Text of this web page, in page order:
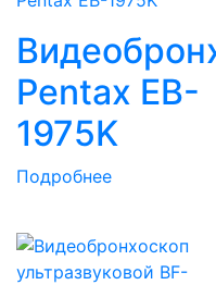
Pentax EB-
1975K
Подробнее